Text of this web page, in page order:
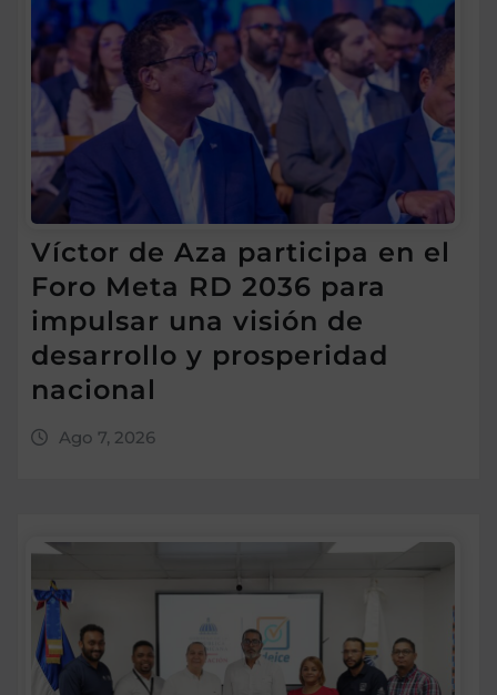
Víctor de Aza participa en el
Foro Meta RD 2036 para
impulsar una visión de
desarrollo y prosperidad
nacional
Ago 7, 2026